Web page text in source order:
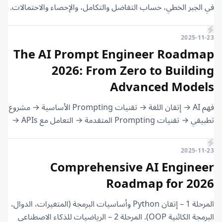
في الجبر الخطي، حساب التفاضل والتكامل، والإحصاء والاحتمالات.
2025-11-23
The AI Prompt Engineer Roadmap
2026: From Zero to Building
Advanced Models
فهم AI → إتقان اللغة → تقنيات Prompting الأساسية → مشروع
تطبيقي → تقنيات Prompting المتقدمة → التعامل مع APIs →
2025-11-23
Comprehensive AI Engineer
Roadmap for 2026
المرحلة 1 – إتقان Python وأساسيات البرمجة (المتغيرات، الدوال،
البرمجة الكائنية OOP). المرحلة 2 – الرياضيات للذكاء الاصطناعي